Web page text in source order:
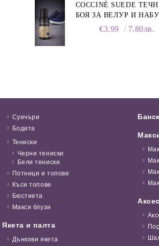
COCCINÈ SUEDE
БОЯ ЗА ВЕЛУР И
ML, ТЪМНОСИНЯ
€3.99 7.80лв.
Суичъри
Бодита
Тениски
Черни тениски
Бели тениски
Потници и топове
Къси топове
Бюстиета
Макси блузи
Якета и палта
Дънкови якета